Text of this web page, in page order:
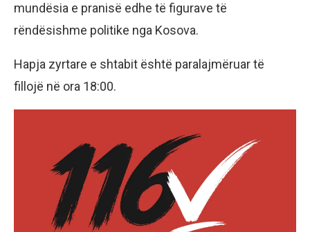
mundësia e pranisë edhe të figurave të
rëndësishme politike nga Kosova.
Hapja zyrtare e shtabit është paralajmëruar të
fillojë në ora 18:00.